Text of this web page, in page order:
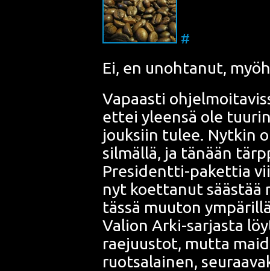
#
Ei, en unoh­ta­nut,
Vapaas­ti
ettei yleen­sä ole
jouk­siin tulee. Nyt­kin
sil­mäl­lä, ja tänään
Pre­si­dent­ti-paket­tia
nyt koet­ta­nut sääs­tää
täs­sä muu­ton
Valion Arki-sar­jas­ta
rae­juus­tot, mut­ta
ruot­sa­lai­nen,